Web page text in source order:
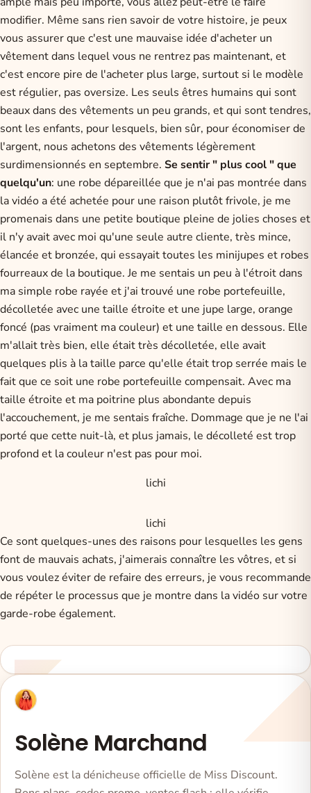
modifier. Même sans rien savoir de votre histoire, je peux
vous assurer que c'est une mauvaise idée d'acheter un
vêtement dans lequel vous ne rentrez pas maintenant, et
c'est encore pire de l'acheter plus large, surtout si le modèle
est régulier, pas oversize. Les seuls êtres humains qui sont
beaux dans des vêtements un peu grands, et qui sont tendres,
sont les enfants, pour lesquels, bien sûr, pour économiser de
l'argent, nous achetons des vêtements légèrement
surdimensionnés en septembre. Se sentir " plus cool " que
quelqu'un: une robe dépareillée que je n'ai pas montrée dans
la vidéo a été achetée pour une raison plutôt frivole, je me
promenais dans une petite boutique pleine de jolies choses et
il n'y avait avec moi qu'une seule autre cliente, très mince,
élancée et bronzée, qui essayait toutes les minijupes et robes
fourreaux de la boutique. Je me sentais un peu à l'étroit dans
ma simple robe rayée et j'ai trouvé une robe portefeuille,
décolletée avec une taille étroite et une jupe large, orange
foncé (pas vraiment ma couleur) et une taille en dessous. Elle
m'allait très bien, elle était très décolletée, elle avait
quelques plis à la taille parce qu'elle était trop serrée mais le
fait que ce soit une robe portefeuille compensait. Avec ma
taille étroite et ma poitrine plus abondante depuis
l'accouchement, je me sentais fraîche. Dommage que je ne l'ai
porté que cette nuit-là, et plus jamais, le décolleté est trop
profond et la couleur n'est pas pour moi.
lichi
lichi
Ce sont quelques-unes des raisons pour lesquelles les gens
font de mauvais achats, j'aimerais connaître les vôtres, et si
vous voulez éviter de refaire des erreurs, je vous recommande
de répéter le processus que je montre dans la vidéo sur votre
garde-robe également.
Solène Marchand
Solène est la dénicheuse officielle de Miss Discount.